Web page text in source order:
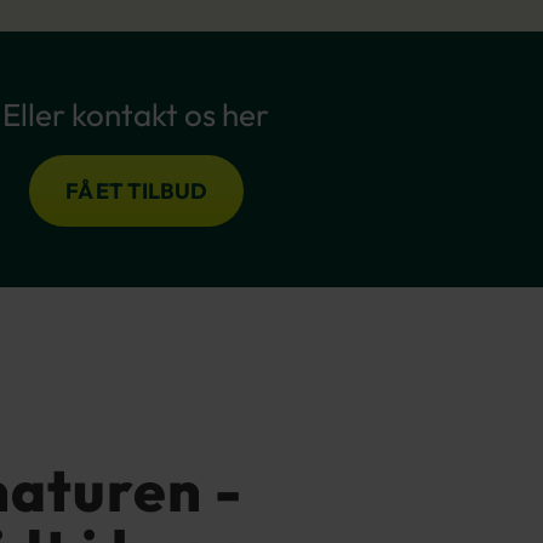
Eller kontakt os her
FÅ ET TILBUD
-